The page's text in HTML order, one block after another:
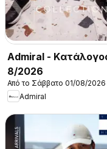
Admiral -
8/2026
Από το Σάββατο 01/08/2026
Admiral